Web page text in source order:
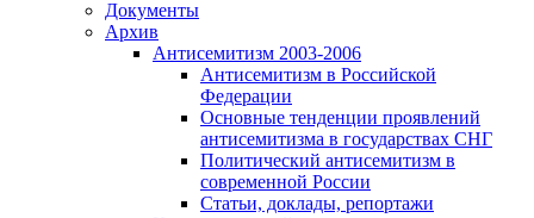
Документы
Архив
Антисемитизм 2003-2006
Антисемитизм в Российской
Федерации
Основные тенденции проявлений
антисемитизма в государствах СНГ
Политический антисемитизм в
современной России
Статьи, доклады, репортажи